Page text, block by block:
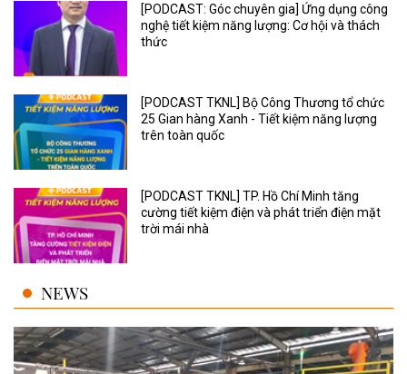
[PODCAST: Góc chuyên gia] Ứng dụng công
nghệ tiết kiệm năng lượng: Cơ hội và thách
thức
[PODCAST TKNL] Bộ Công Thương tổ chức
25 Gian hàng Xanh - Tiết kiệm năng lượng
trên toàn quốc
[PODCAST TKNL] TP. Hồ Chí Minh tăng
cường tiết kiệm điện và phát triển điện mặt
trời mái nhà
NEWS